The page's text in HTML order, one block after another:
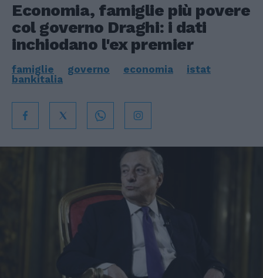
Economia, famiglie più povere
col governo Draghi: i dati
inchiodano l'ex premier
famiglie governo economia
istat
bankitalia